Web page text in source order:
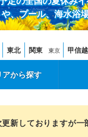
、プール、海水浴
東北 関東 東京 甲信越
アから探す
新しておりますが一